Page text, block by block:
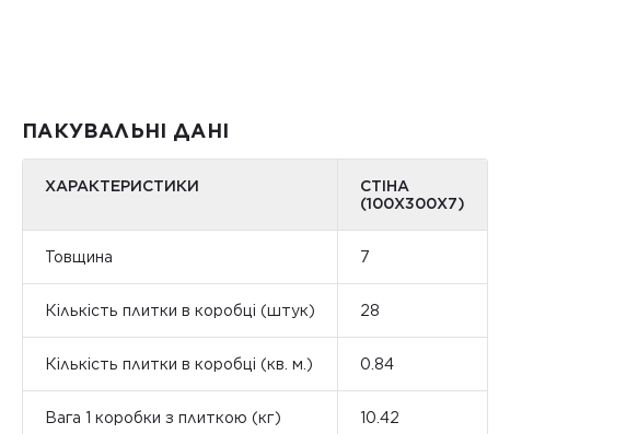
ПАКУВАЛЬНІ ДАНІ
ХАРАКТЕРИСТИКИ
СТІНА
(100Х300Х7)
Товщина 7
Кількість плитки в коробці (штук) 28
Кількість плитки в коробці (кв. м.) 0.84
Вага 1 коробки з плиткою (кг) 10.42